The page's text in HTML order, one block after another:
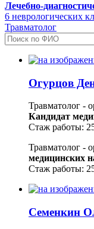
Лечебно-
6 неврологических
Травматолог
Огурцов
Травматолог -
Кандидат
Стаж работы:
Травматолог -
медицинских
Стаж работы:
Семенкин